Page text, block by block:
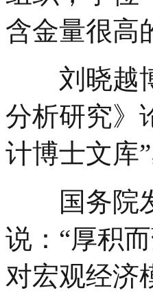
含金量很高
刘晓越博
分析研究》
计博士文库
国务院发
说：“厚积
对宏观经济